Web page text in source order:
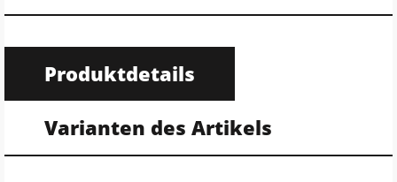
Produktdetails
Varianten des Artikels